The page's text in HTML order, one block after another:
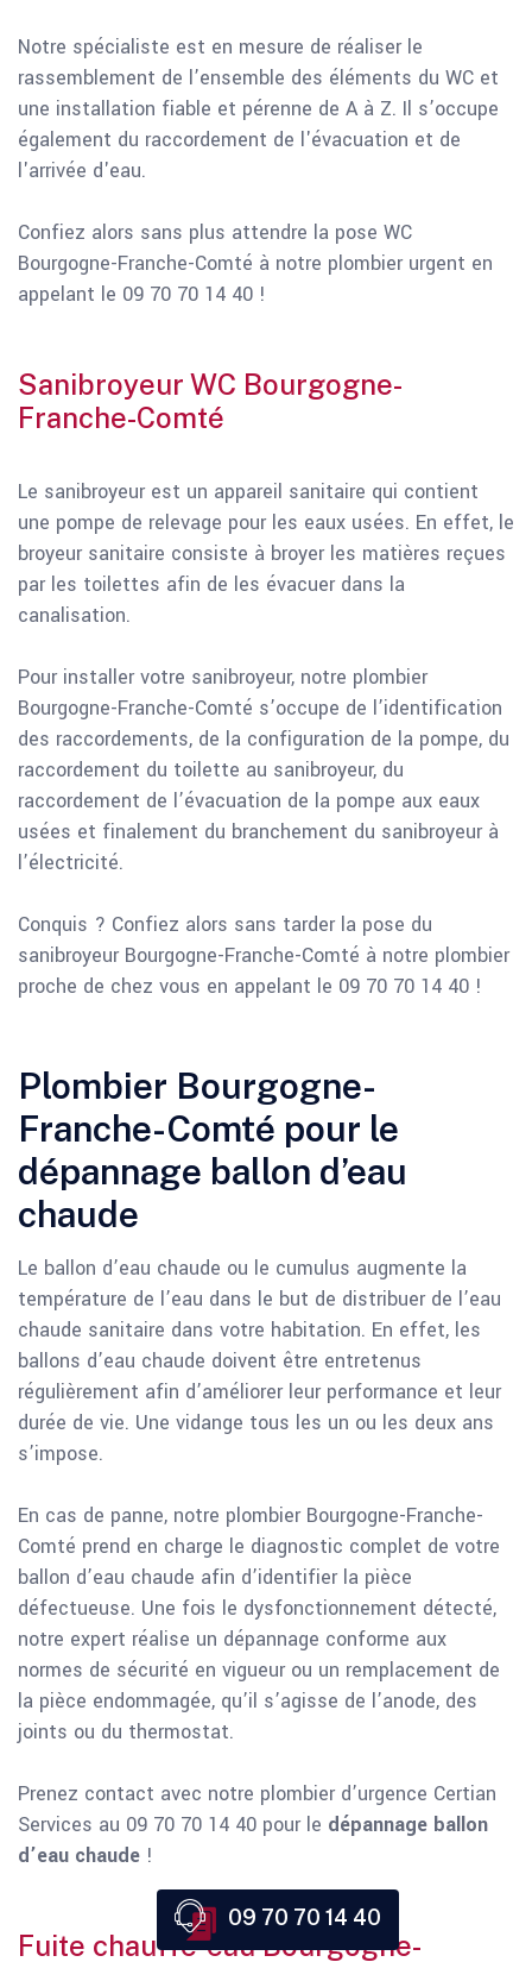
Notre spécialiste est en mesure de réaliser le
rassemblement de l’ensemble des éléments du WC et
une installation fiable et pérenne de A à Z. Il s’occupe
également du raccordement de l'évacuation et de
l'arrivée d'eau.
Confiez alors sans plus attendre la pose WC
Bourgogne-Franche-Comté à notre plombier urgent en
appelant le 09 70 70 14 40 !
Sanibroyeur WC Bourgogne-
Franche-Comté
Le sanibroyeur est un appareil sanitaire qui contient
une pompe de relevage pour les eaux usées. En effet, le
broyeur sanitaire consiste à broyer les matières reçues
par les toilettes afin de les évacuer dans la
canalisation.
Pour installer votre sanibroyeur, notre plombier
Bourgogne-Franche-Comté s’occupe de l’identification
des raccordements, de la configuration de la pompe, du
raccordement du toilette au sanibroyeur, du
raccordement de l’évacuation de la pompe aux eaux
usées et finalement du branchement du sanibroyeur à
l’électricité.
Conquis ? Confiez alors sans tarder la pose du
sanibroyeur Bourgogne-Franche-Comté à notre plombier
proche de chez vous en appelant le 09 70 70 14 40 !
Plombier Bourgogne-
Franche-Comté pour le
dépannage ballon d’eau
chaude
Le ballon d’eau chaude ou le cumulus augmente la
température de l’eau dans le but de distribuer de l’eau
chaude sanitaire dans votre habitation. En effet, les
ballons d’eau chaude doivent être entretenus
régulièrement afin d’améliorer leur performance et leur
durée de vie. Une vidange tous les un ou les deux ans
s’impose.
En cas de panne, notre plombier Bourgogne-Franche-
Comté prend en charge le diagnostic complet de votre
ballon d’eau chaude afin d’identifier la pièce
défectueuse. Une fois le dysfonctionnement détecté,
notre expert réalise un dépannage conforme aux
normes de sécurité en vigueur ou un remplacement de
la pièce endommagée, qu’il s’agisse de l’anode, des
joints ou du thermostat.
Prenez contact avec notre plombier d’urgence Certian
Services au 09 70 70 14 40 pour le dépannage ballon
d’eau chaude !
Fuite chauffe-eau Bourgogne-
09 70 70 14 40